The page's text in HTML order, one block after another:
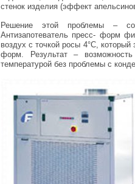
стенок изделия (эффект
Решение этой проблемы –
Антизапотеватель пресс- форм
воздух с точкой росы 4°C, который
форм. Результат –
температурой без проблемы с